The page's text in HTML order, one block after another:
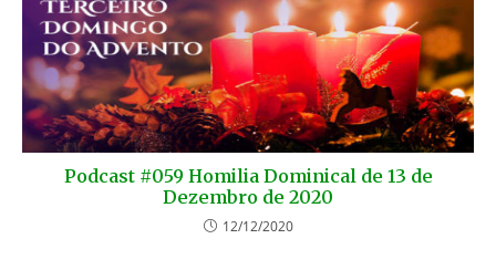
Podcast #059 Homilia Dominical de 13 de
Dezembro de 2020
12/12/2020